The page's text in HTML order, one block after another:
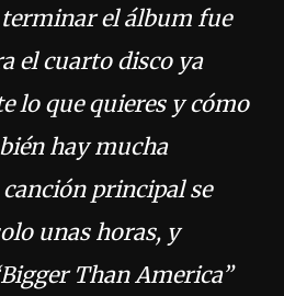
el álbum fue
el cuarto disco ya
lo que quieres y cómo
hay mucha
principal se
unas horas, y
Than America”